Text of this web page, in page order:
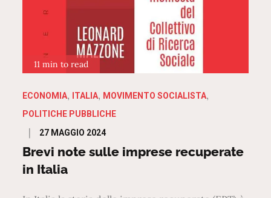
11 min to read
ECONOMIA ITALIA
MOVIMENTO SOCIALISTA
POLITICHE PUBBLICHE
Posted
on
27 MAGGIO 2024
Brevi note sulle imprese recuperate
in Italia